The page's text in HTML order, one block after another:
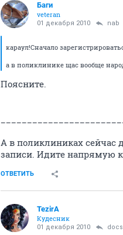
Баги
veteran
01 декабря 2010 nab
караул!Сначало
а в поликлинике щас вообще
Поясните.
А в поликлиниках сейчас
записи. Идите напрямую к
ОТВЕТИТЬ
TezirA
Кудесник
01 декабря 2010